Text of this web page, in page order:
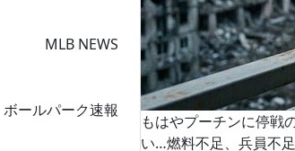
MLB NEWS
ボールパーク速報
もはやプーチンに停戦
い…燃料不足、兵員不